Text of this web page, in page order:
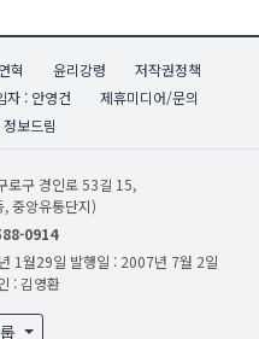
혁 윤리강령
저작권정책
자 : 안영건
제휴미디어/문의
정보드림
로구 경인로 53길 15,
중앙유통단지)
0914
1월29일 발행일 : 2007년 7월 2일
: 김영환